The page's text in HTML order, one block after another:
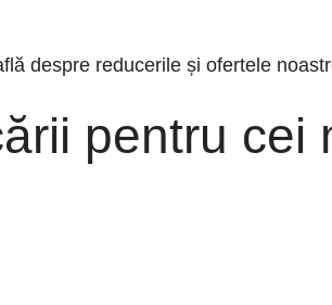
despre reducerile și ofertele
pentru cei